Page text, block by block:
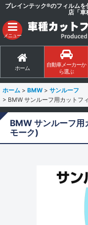
ブレインテック®のフィルム
店「車
メニュー
ホーム
自動車メーカーか
ら選ぶ
ホーム > BMW > サンルーフ
> BMW サンルーフ用カットフ
BMW サンルーフ用
モーク)